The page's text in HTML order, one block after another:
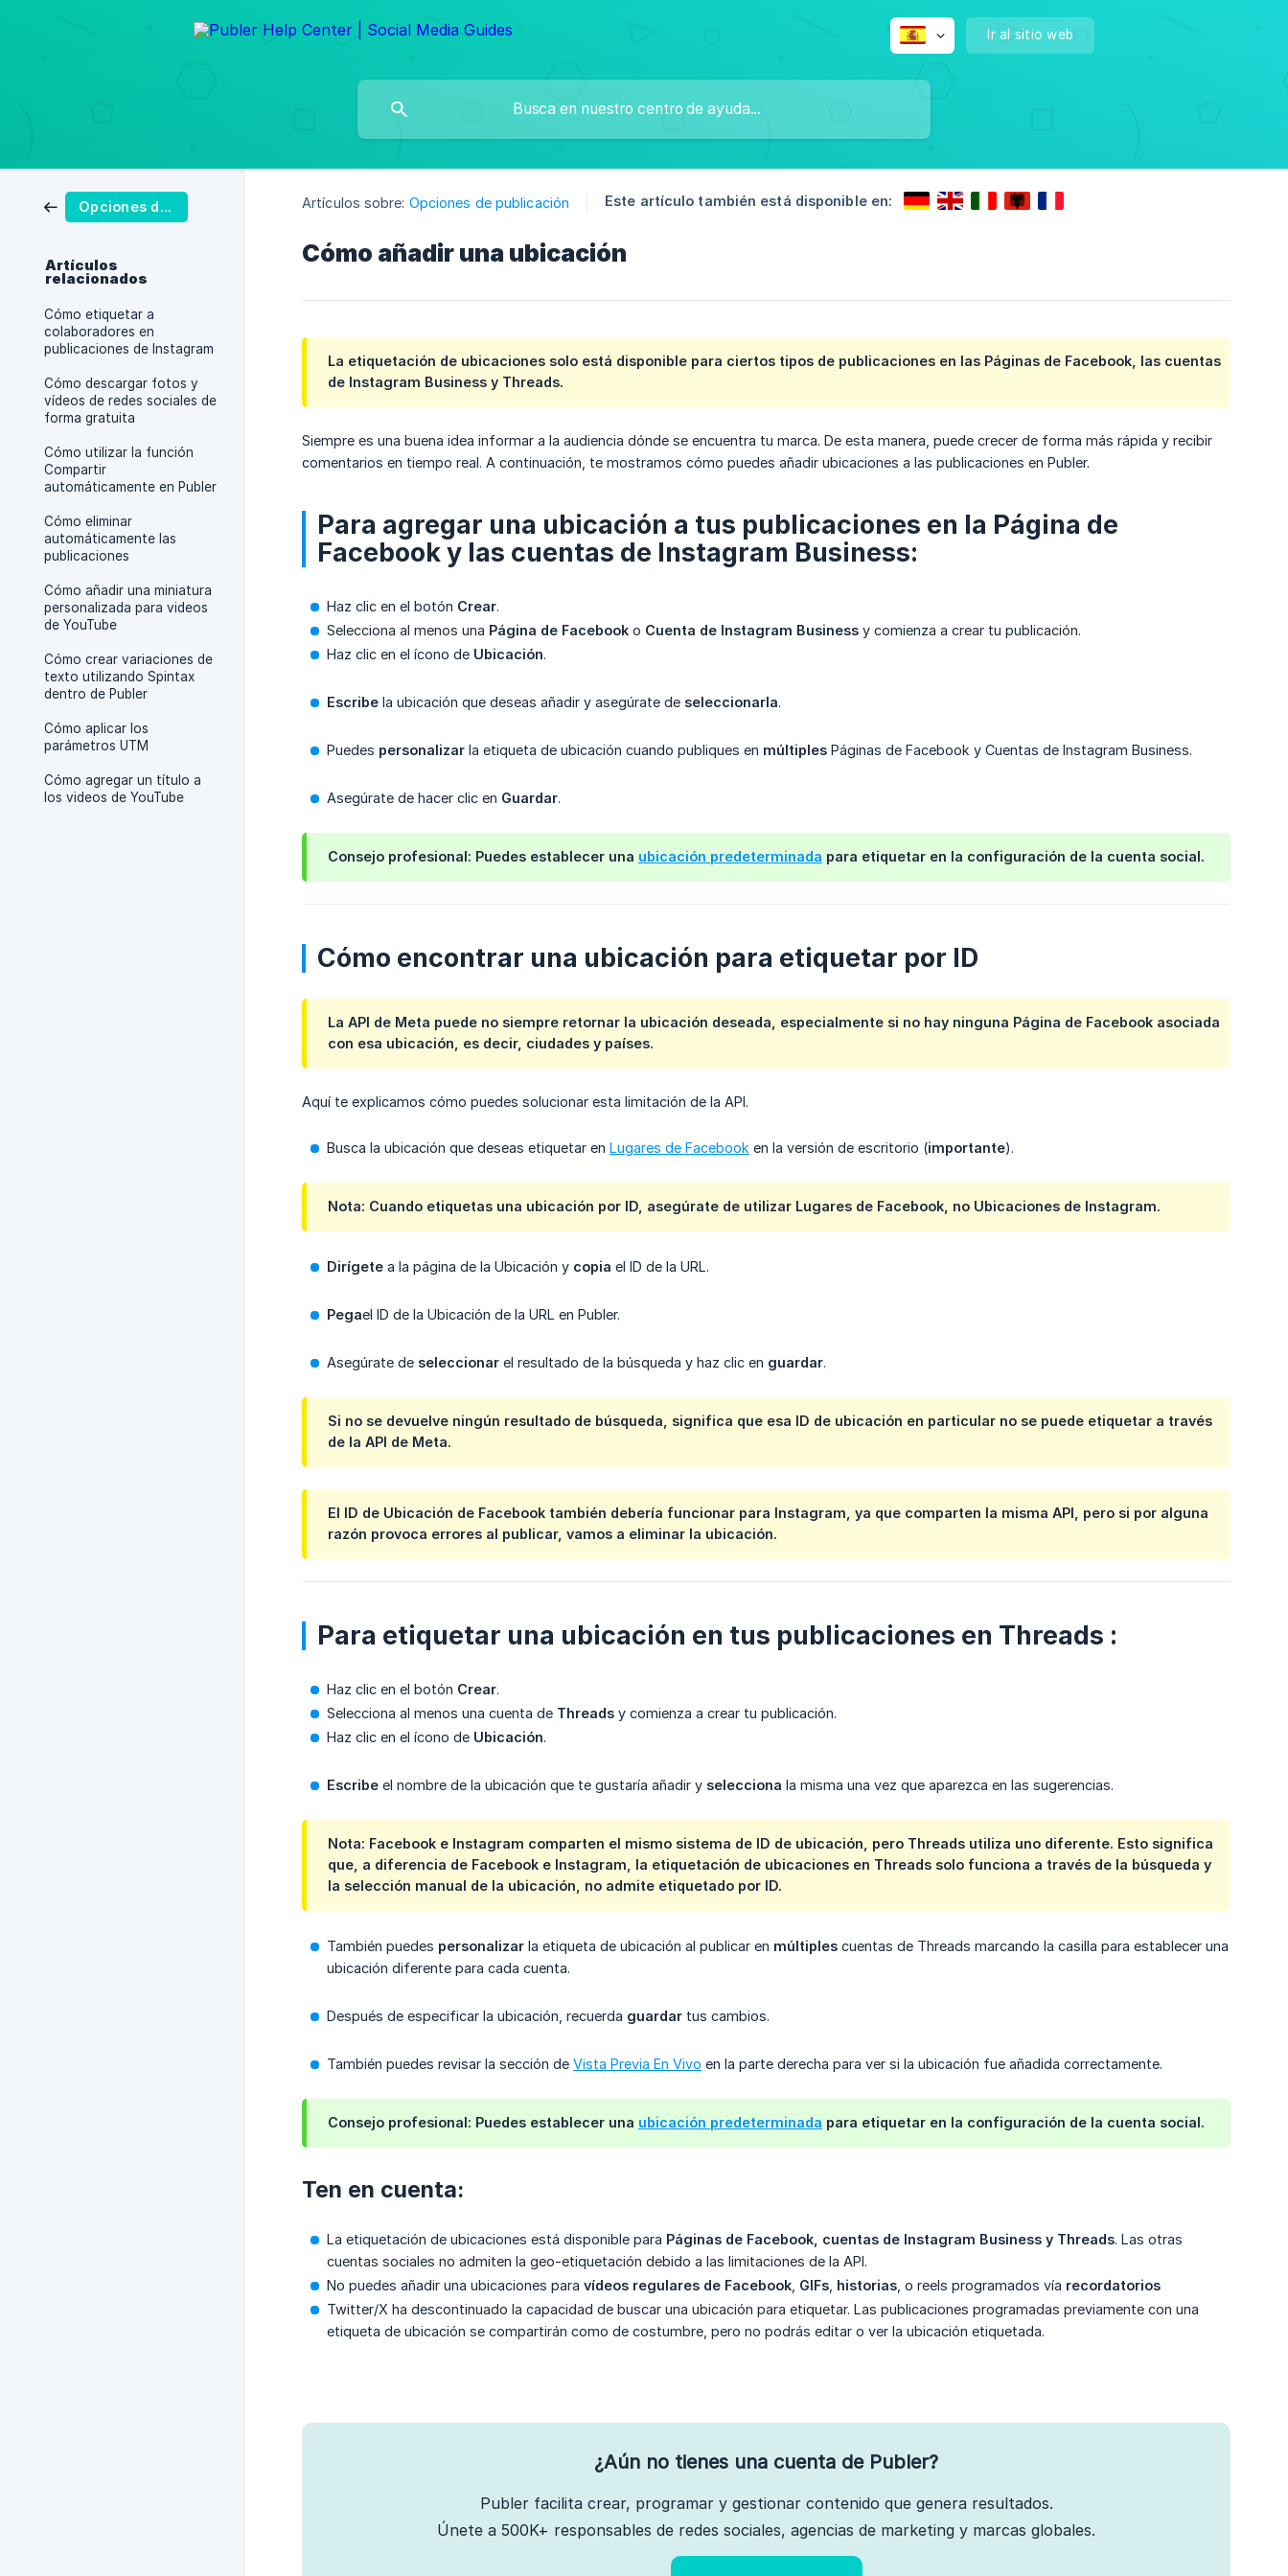
Ir al sitio web
Opciones de publicación
Artículos
relacionados
Cómo etiquetar a
colaboradores en
publicaciones de Instagram
Cómo descargar fotos y
vídeos de redes sociales de
forma gratuita
Cómo utilizar la función
Compartir
automáticamente en Publer
Cómo eliminar
automáticamente las
publicaciones
Cómo añadir una miniatura
personalizada para videos
de YouTube
Cómo crear variaciones de
texto utilizando Spintax
dentro de Publer
Cómo aplicar los
parámetros UTM
Cómo agregar un título a
los videos de YouTube
Artículos sobre: Opciones de publicación Este artículo también está disponible en:
Cómo añadir una ubicación
La etiquetación de ubicaciones solo está disponible para ciertos tipos de publicaciones en las Páginas de Facebook, las cuentas
de Instagram Business y Threads.
Siempre es una buena idea informar a la audiencia dónde se encuentra tu marca. De esta manera, puede crecer de forma más rápida y recibir
comentarios en tiempo real. A continuación, te mostramos cómo puedes añadir ubicaciones a las publicaciones en Publer.
Para agregar una ubicación a tus publicaciones en la Página de
Facebook y las cuentas de Instagram Business:
Haz clic en el botón Crear.
Selecciona al menos una Página de Facebook o Cuenta de Instagram Business y comienza a crear tu publicación.
Haz clic en el ícono de Ubicación.
Escribe la ubicación que deseas añadir y asegúrate de seleccionarla.
Puedes personalizar la etiqueta de ubicación cuando publiques en múltiples Páginas de Facebook y Cuentas de Instagram Business.
Asegúrate de hacer clic en Guardar.
Consejo profesional: Puedes establecer una ubicación predeterminada para etiquetar en la configuración de la cuenta social.
Cómo encontrar una ubicación para etiquetar por ID
La API de Meta puede no siempre retornar la ubicación deseada, especialmente si no hay ninguna Página de Facebook asociada
con esa ubicación, es decir, ciudades y países.
Aquí te explicamos cómo puedes solucionar esta limitación de la API.
Busca la ubicación que deseas etiquetar en Lugares de Facebook en la versión de escritorio (importante).
Nota: Cuando etiquetas una ubicación por ID, asegúrate de utilizar Lugares de Facebook , no Ubicaciones de Instagram.
Dirígete a la página de la Ubicación y copia el ID de la URL.
Pegael ID de la Ubicación de la URL en Publer.
Asegúrate de seleccionar el resultado de la búsqueda y haz clic en guardar.
Si no se devuelve ningún resultado de búsqueda, significa que esa ID de ubicación en particular no se puede etiquetar a través
de la API de Meta.
El ID de Ubicación de Facebook también debería funcionar para Instagram, ya que comparten la misma API, pero si por alguna
razón provoca errores al publicar, vamos a eliminar la ubicación.
Para etiquetar una ubicación en tus publicaciones en Threads :
Haz clic en el botón Crear.
Selecciona al menos una cuenta de Threads y comienza a crear tu publicación.
Haz clic en el ícono de Ubicación.
Escribe el nombre de la ubicación que te gustaría añadir y selecciona la misma una vez que aparezca en las sugerencias.
Nota: Facebook e Instagram comparten el mismo sistema de ID de ubicación, pero Threads utiliza uno diferente. Esto significa
que, a diferencia de Facebook e Instagram, la etiquetación de ubicaciones en Threads solo funciona a través de la búsqueda y
la selección manual de la ubicación, no admite etiquetado por ID.
También puedes personalizar la etiqueta de ubicación al publicar en múltiples cuentas de Threads marcando la casilla para establecer una
ubicación diferente para cada cuenta.
Después de especificar la ubicación, recuerda guardar tus cambios.
También puedes revisar la sección de Vista Previa En Vivo en la parte derecha para ver si la ubicación fue añadida correctamente.
Consejo profesional: Puedes establecer una ubicación predeterminada para etiquetar en la configuración de la cuenta social.
Ten en cuenta:
La etiquetación de ubicaciones está disponible para Páginas de Facebook, cuentas de Instagram Business y Threads. Las otras
cuentas sociales no admiten la geo-etiquetación debido a las limitaciones de la API.
No puedes añadir una ubicaciones para vídeos regulares de Facebook GIFs historias , o reels programados vía recordatorios
Twitter/X ha descontinuado la capacidad de buscar una ubicación para etiquetar. Las publicaciones programadas previamente con una
etiqueta de ubicación se compartirán como de costumbre, pero no podrás editar o ver la ubicación etiquetada.
¿Aún no tienes una cuenta de Publer?
Publer facilita crear, programar y gestionar contenido que genera resultados.
Únete a 500K+ responsables de redes sociales, agencias de marketing y marcas globales.